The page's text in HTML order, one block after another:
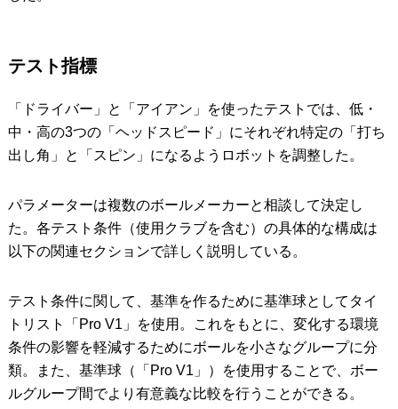
テスト指標
「ドライバー」と「アイアン」を使ったテストでは、低・
中・高の3つの「ヘッドスピード」にそれぞれ特定の「打ち
出し角」と「スピン」になるようロボットを調整した。
パラメーターは複数のボールメーカーと相談して決定し
た。各テスト条件（使用クラブを含む）の具体的な構成は
以下の関連セクションで詳しく説明している。
テスト条件に関して、基準を作るために基準球としてタイ
トリスト「Pro V1」を使用。これをもとに、変化する環境
条件の影響を軽減するためにボールを小さなグループに分
類。また、基準球（「Pro V1」）を使用することで、ボー
ルグループ間でより有意義な比較を行うことができる。